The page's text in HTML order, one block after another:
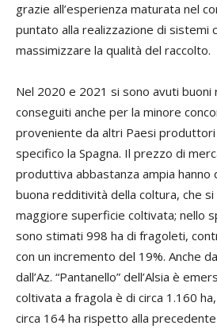
grazie all’esperienza maturata nel
puntato alla realizzazione di sistemi
massimizzare la qualità del raccolto.
Nel 2020 e 2021 si sono avuti buoni
conseguiti anche per la minore
proveniente da altri Paesi
specifico la Spagna. Il prezzo di
produttiva abbastanza ampia hanno
buona redditività della coltura, che
maggiore superficie coltivata; nello
sono stimati 998 ha di fragoleti,
con un incremento del 19%. Anche
dall’Az. “Pantanello” dell’Alsia è
coltivata a fragola è di circa 1.160
circa 164 ha rispetto alla